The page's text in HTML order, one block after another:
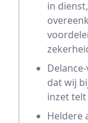
in
dat wij
inzet
Heldere